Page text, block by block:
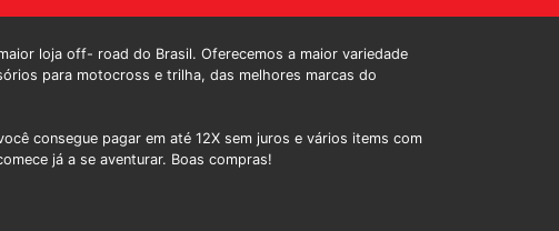
loja off- road do Brasil. Oferecemos a maior variedade
para motocross e trilha, das melhores marcas do
consegue pagar em até 12X sem juros e vários items com
já a se aventurar. Boas compras!